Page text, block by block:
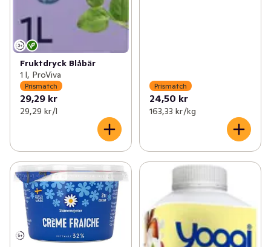
Fruktdryck Blåbär
1 l, ProViva
Prismatch
29,29 kr
29,29 kr /l
Prismatch
24,50 kr
163,33 kr /kg